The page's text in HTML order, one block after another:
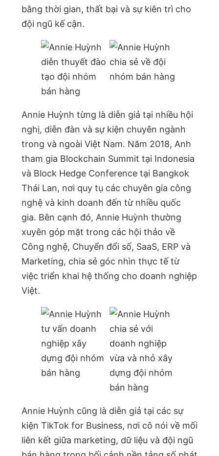
bằng thời gian, thất bại và sự kiên trì cho
đội ngũ kế cận.
Annie Huỳnh từng là diễn giả tại nhiều hội
nghị, diễn đàn và sự kiện chuyên ngành
trong và ngoài Việt Nam. Năm 2018, Anh
tham gia Blockchain Summit tại Indonesia
và Block Hedge Conference tại Bangkok
Thái Lan, nơi quy tụ các chuyên gia công
nghệ và kinh doanh đến từ nhiều quốc
gia. Bên cạnh đó, Annie Huỳnh thường
xuyên góp mặt trong các hội thảo về
Công nghệ, Chuyển đổi số, SaaS, ERP và
Marketing, chia sẻ góc nhìn thực tế từ
việc triển khai hệ thống cho doanh nghiệp
Việt.
Annie Huỳnh cũng là diễn giả tại các sự
kiện TikTok for Business, nơi cô nói về mối
liên kết giữa marketing, dữ liệu và đội ngũ